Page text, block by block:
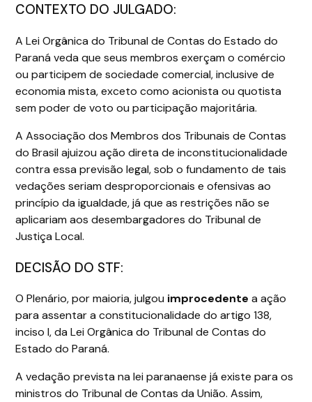
CONTEXTO DO JULGADO:
A Lei Orgânica do Tribunal de Contas do Estado do
Paraná veda que seus membros exerçam o comércio
ou participem de sociedade comercial, inclusive de
economia mista, exceto como acionista ou quotista
sem poder de voto ou participação majoritária.
A Associação dos Membros dos Tribunais de Contas
do Brasil ajuizou ação direta de inconstitucionalidade
contra essa previsão legal, sob o fundamento de tais
vedações seriam desproporcionais e ofensivas ao
princípio da igualdade, já que as restrições não se
aplicariam aos desembargadores do Tribunal de
Justiça Local.
DECISÃO DO STF:
O Plenário, por maioria, julgou improcedente a ação
para assentar a constitucionalidade do artigo 138,
inciso I, da Lei Orgânica do Tribunal de Contas do
Estado do Paraná.
A vedação prevista na lei paranaense já existe para os
ministros do Tribunal de Contas da União. Assim,